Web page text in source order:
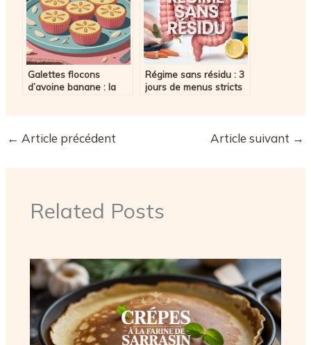
Galettes flocons
d’avoine banane : la
Régime sans résidu : 3
jours de menus stricts
← Article précédent Article suivant →
Related Posts